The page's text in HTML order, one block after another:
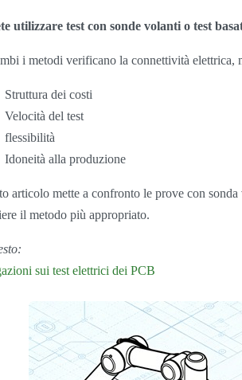
utilizzare test con sonde volanti o test
i metodi verificano la connettività
Struttura dei costi
Velocità del test
flessibilità
Idoneità alla produzione
articolo mette a confronto le prove con
il metodo più appropriato.
sui test elettrici dei PCB